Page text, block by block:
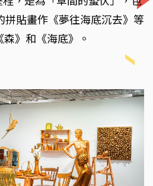
拼貼畫作《夢往海底沉去》等
》和《海底》。